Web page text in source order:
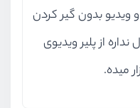
بدون گیر کردن
از پلیر ویدیوی
میده.